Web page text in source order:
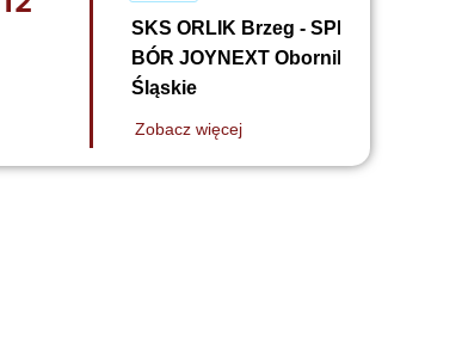
SKS ORLIK Brzeg - SPR
BÓR JOYNEXT Oborniki
Śląskie
Zobacz więcej